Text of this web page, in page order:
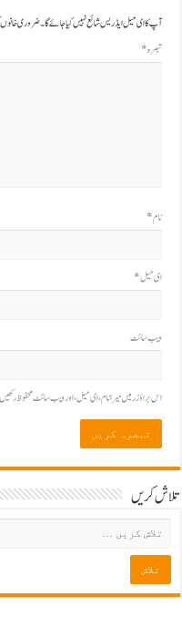
آپ کا ای میل ایڈریس شائع نہیں کیا جائے گا۔ضروری خانوں
تبصرہ*
نام*
ای میل*
ویب‌ سائٹ
اس براؤزر میں میرا نام، ای میل، اور ویب سائٹ محفوظ
تلاش کریں